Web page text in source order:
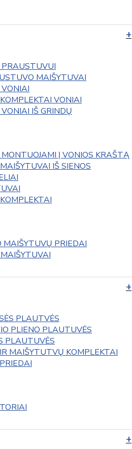
MAIŠYTUVAI
VONIAI
IŠ GRINDŲ
Į VONIOS KRAŠTĄ
IŠ SIENOS
MAIŠYTUVŲ PRIEDAI
PLAUTVĖS
PLIENO PLAUTUVĖS
PLAUTUVĖS
MAIŠYTUTVŲ KOMPLEKTAI